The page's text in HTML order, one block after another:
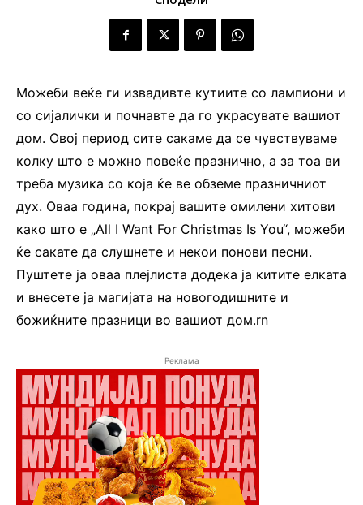
Можеби веќе ги извадивте кутиите со лампиони и
со сијалички и почнавте да го украсувате вашиот
дом. Овој период сите сакаме да се чувствуваме
колку што е можно повеќе празнично, а за тоа ви
треба музика со која ќе ве обземе празничниот
дух. Оваа година, покрај вашите омилени хитови
како што е „All I Want For Christmas Is You“, можеби
ќе сакате да слушнете и некои понови песни.
Пуштете ја оваа плејлиста додека ја китите елката
и внесете ја магијата на новогодишните и
божиќните празници во вашиот дом.rn
Реклама